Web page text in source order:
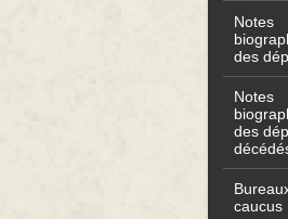
Notes
des
Notes
des
caucus